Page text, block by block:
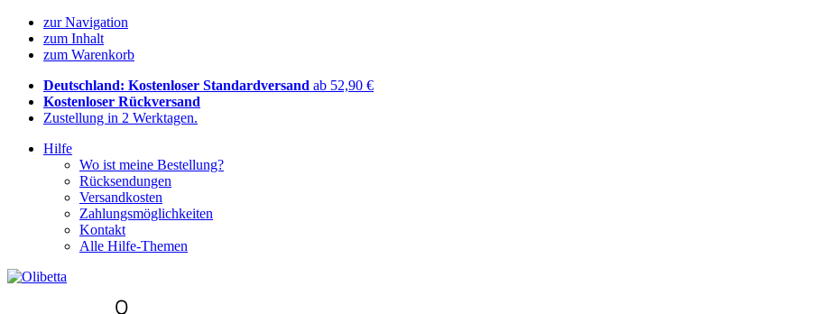
zur Navigation
zum Inhalt
zum Warenkorb
Deutschland: Kostenloser Standardversand ab 52,90 €
Kostenloser Rückversand
Zustellung in 2 Werktagen.
Hilfe
Wo ist meine Bestellung?
Rücksendungen
Versandkosten
Zahlungsmöglichkeiten
Kontakt
Alle Hilfe-Themen